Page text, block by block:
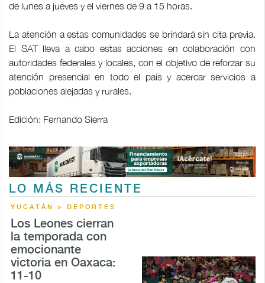
de lunes a jueves y el viernes de 9 a 15 horas.
La atención a estas comunidades se brindará sin cita previa.
El SAT lleva a cabo estas acciones en colaboración con
autoridades federales y locales, con el objetivo de reforzar su
atención presencial en todo el país y acercar servicios a
poblaciones alejadas y rurales.
Edición: Fernando Sierra
LO MÁS RECIENTE
YUCATÁN > DEPORTES
Los Leones cierran
la temporada con
emocionante
victoria en Oaxaca:
11-10